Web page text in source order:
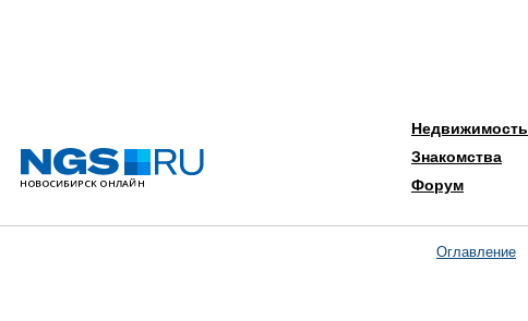
Недвижимость
Знакомства
Форум
Оглавление